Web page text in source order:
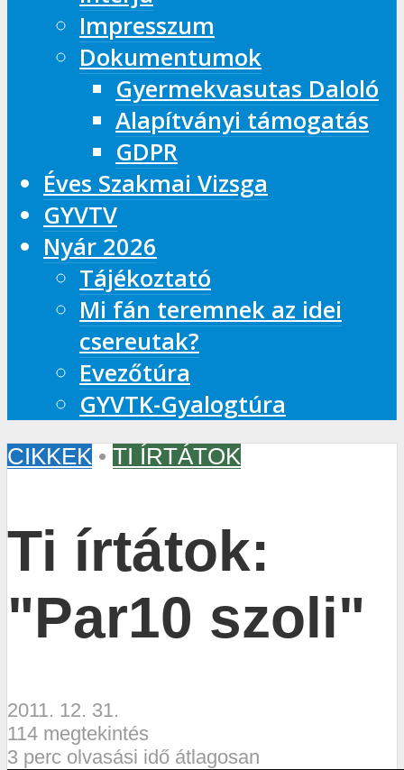
Impresszum
Dokumentumok
Gyermekvasutas Daloló
Alapítványi támogatás
GDPR
Éves Szakmai Vizsga
GYVTV
Nyár 2026
Tájékoztató
Mi fán teremnek az idei
csereutak?
Evezőtúra
GYVTK-Gyalogtúra
CIKKEK • TI ÍRTÁTOK
Ti írtátok:
"Par10 szoli"
2011. 12. 31.
114 megtekintés
3 perc olvasási idő átlagosan